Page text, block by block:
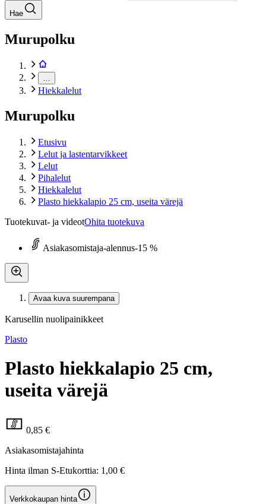
Hae
Murupolku
Hiekkalelut
Murupolku
Etusivu
Lelut ja lastentarvikkeet
Lelut
Pihalelut
Hiekkalelut
Plasto hiekkalapio 25 cm, useita värejä
Tuotekuvat- ja videotOhita tuotekuva
Asiakasomistaja-alennus-15 %
Avaa kuva suurempana
Karusellin nuolipainikkeet
Plasto
Plasto hiekkalapio 25 cm,
useita värejä
0,85 €
Asiakasomistajahinta
Hinta ilman S-Etukorttia: 1,00 €
Verkkokaupan hinta